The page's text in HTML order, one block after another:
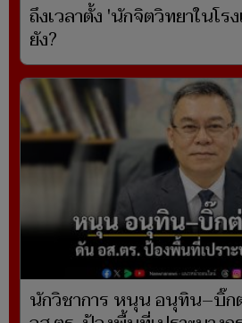
ถึงเวลาตั้ง 'นักจิตวิทยาในโร
ยัง?
นักวิชาการ หนุน อนุทิน–บิ๊